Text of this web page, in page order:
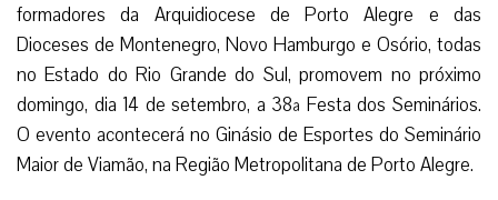
formadores da Arquidiocese de Porto Alegre e das
Dioceses de Montenegro, Novo Hamburgo e Osório, todas
no Estado do Rio Grande do Sul, promovem no próximo
domingo, dia 14 de setembro, a 38ª Festa dos Seminários.
O evento acontecerá no Ginásio de Esportes do Seminário
Maior de Viamão, na Região Metropolitana de Porto Alegre.